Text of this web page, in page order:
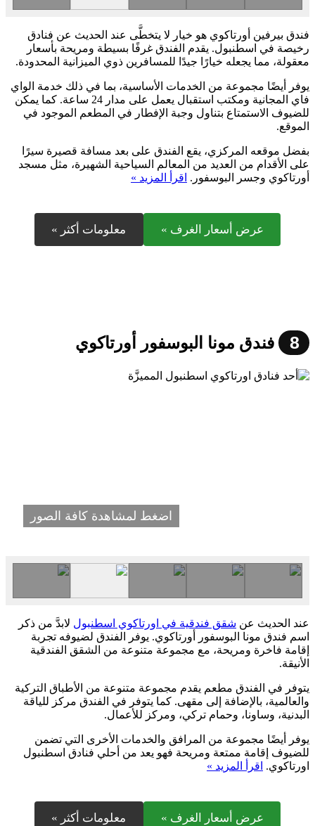
فندق بيرفين أورتاكوي هو خيار لا يتخطَّى عند الحديث عن فنادق
رخيصة في اسطنبول. يقدم الفندق غرفًا بسيطة ومريحة بأسعار
معقولة، مما يجعله خيارًا جيدًا للمسافرين ذوي الميزانية المحدودة.
يوفر أيضًا مجموعة من الخدمات الأساسية، بما في ذلك خدمة الواي
فاي المجانية ومكتب استقبال يعمل على مدار 24 ساعة. كما يمكن
للضيوف الاستمتاع بتناول وجبة الإفطار في المطعم الموجود في
الموقع.
بفضل موقعه المركزي، يقع الفندق على بعد مسافة قصيرة سيرًا
على الأقدام من العديد من المعالم السياحية الشهيرة، مثل مسجد
أورتاكوي وجسر البوسفور. اقرأ المزيد »
عرض أسعار الغرف » معلومات أكثر »
8 فندق مونا البوسفور أورتاكوي
اضغط لمشاهدة كافة الصور
عند الحديث عن شقق فندقية في اورتاكوي اسطنبول لابدَّ من ذكر
اسم فندق مونا البوسفور أورتاكوي. يوفر الفندق لضيوفه تجربة
إقامة فاخرة ومريحة، مع مجموعة متنوعة من الشقق الفندقية
الأنيقة.
يتوفر في الفندق مطعم يقدم مجموعة متنوعة من الأطباق التركية
والعالمية، بالإضافة إلى مقهى. كما يتوفر في الفندق مركز للياقة
البدنية، وساونا، وحمام تركي، ومركز للأعمال.
يوفر أيضًا مجموعة من المرافق والخدمات الأخرى التي تضمن
للضيوف إقامة ممتعة ومريحة فهو يعد من أحلي فنادق اسطنبول
اورتاكوي. اقرأ المزيد »
عرض أسعار الغرف » معلومات أكثر »